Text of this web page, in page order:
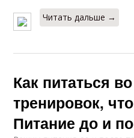
Читать дальше →
Как питаться
тренировок,
Питание до и